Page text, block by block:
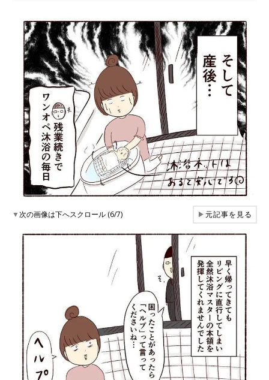
▼次の画像は下へスクロール (6/7) ▶元記事を見る